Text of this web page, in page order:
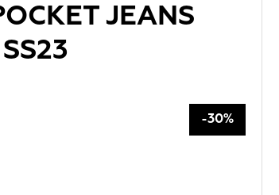
JEANS
-30%